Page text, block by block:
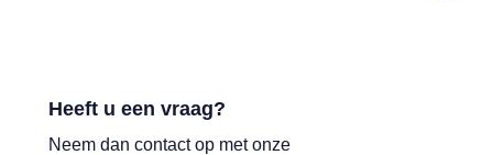
Heeft u een vraag?
Neem dan contact op met onze